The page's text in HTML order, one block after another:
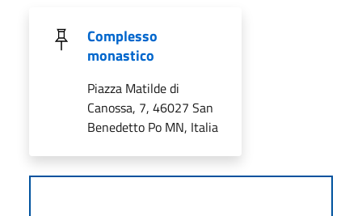
Complesso
monastico
Piazza Matilde di
Canossa, 7, 46027 San
Benedetto Po MN, Italia